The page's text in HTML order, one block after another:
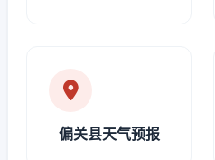
偏关县天气预报